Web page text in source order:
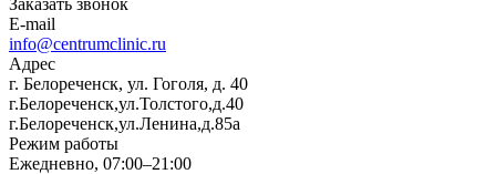
Заказать звонок
E-mail
info@centrumclinic.ru
Адрес
г. Белореченск, ул. Гоголя, д. 40
г.Белореченск,ул.Толстого,д.40
г.Белореченск,ул.Ленина,д.85а
Режим работы
Ежедневно, 07:00–21:00